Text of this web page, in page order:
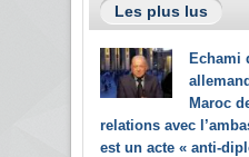
Les plus lus
Echami
Maroc
relations avec
est un acte « anti-